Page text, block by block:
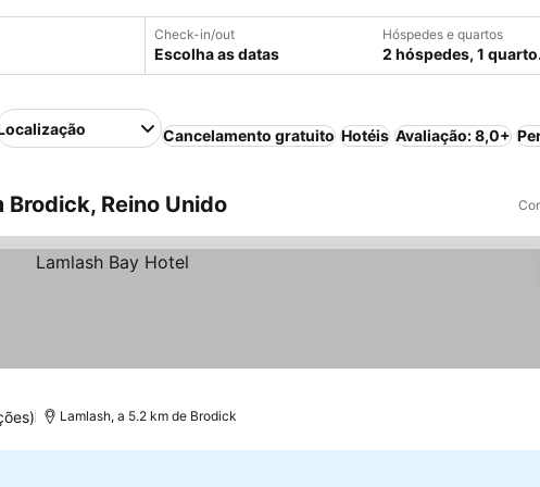
Check-in/out
Escolha as datas
Hóspedes e quartos
2 hóspedes, 1 quarto.
Cancelamento gratuito Hotéis Avaliação: 8,0+
Reino Unido
Lamlash, a 5.2 km de Brodick